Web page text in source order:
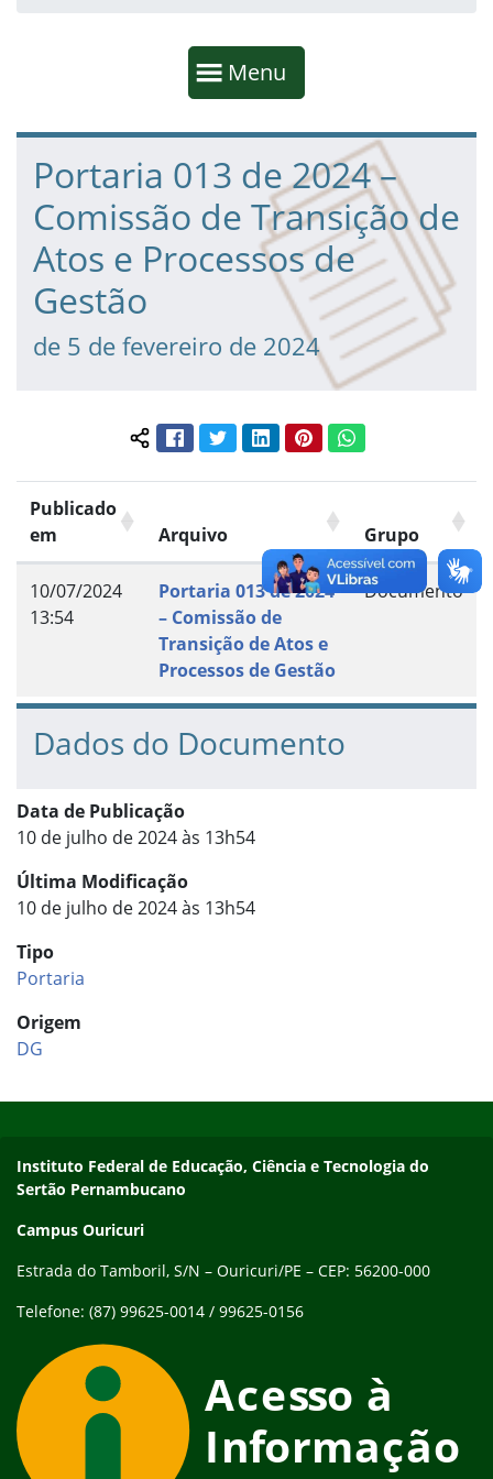
Mostrar
Menu
Fim da navegação
Início do conteúdo
Portaria 013 de 2024 –
Comissão de Transição de
Atos e Processos de
Gestão
de 5 de fevereiro de 2024
Compartilhar conteúdo:
FacebookTwitterLinkedInPinterestWhatsApp
Publicado
em
Arquivo Grupo
10/07/2024
13:54
Portaria 013 de 2024
– Comissão de
Transição de Atos e
Processos de Gestão
Documento
Dados do Documento
Data de Publicação
10 de julho de 2024 às 13h54
Última Modificação
10 de julho de 2024 às 13h54
Tipo
Portaria
Origem
DG
Endereço
Instituto Federal de Educação, Ciência e Tecnologia do
Sertão Pernambucano
Campus Ouricuri
Estrada do Tamboril, S/N – Ouricuri/PE – CEP: 56200-000
Telefone: (87) 99625-0014 / 99625-0156